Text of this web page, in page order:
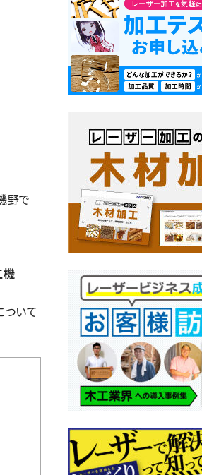
野で
機
いて